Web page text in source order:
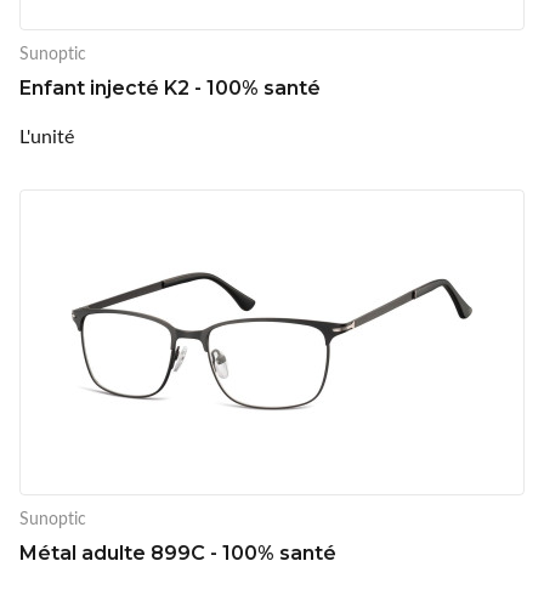
Sunoptic
Enfant injecté K2 - 100% santé
L'unité
Sunoptic
Métal adulte 899C - 100% santé